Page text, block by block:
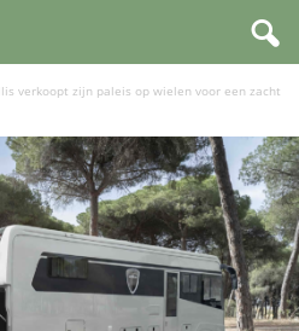
verkoopt zijn paleis op wielen voor een zacht